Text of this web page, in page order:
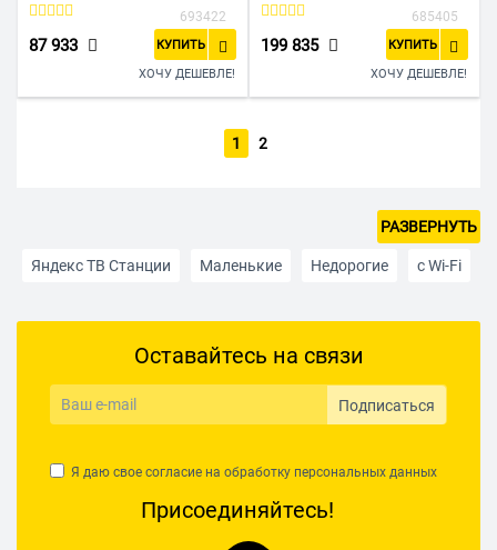
693422
87 933 КУПИТЬ
ХОЧУ ДЕШЕВЛЕ!
685405
199 835 КУПИТЬ
ХОЧУ ДЕШЕВЛЕ!
1 2
Яндекс ТВ Станции Маленькие Недорогие с Wi-Fi
Телевизоры 4K 3D 24 дюйма
75 дюймов 40 дюймов
РАЗВЕРНУТЬ
Оставайтесь на связи
Подписаться
Я даю свое согласие на обработку персональных данных
Присоединяйтесь!